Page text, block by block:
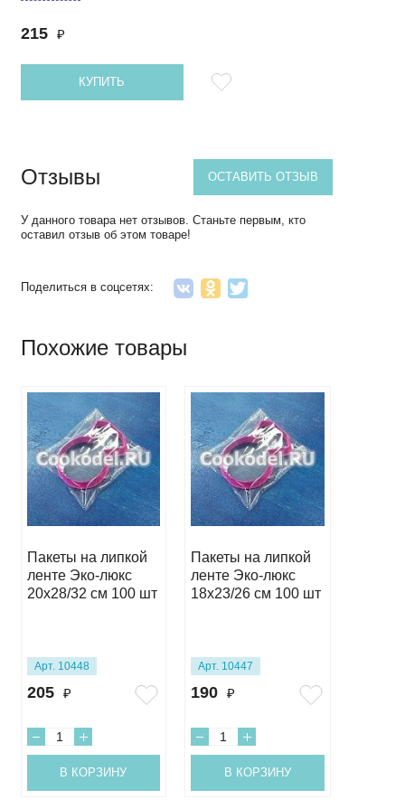
215 ₽
КУПИТЬ
Отзывы ОСТАВИТЬ ОТЗЫВ
У данного товара нет отзывов. Станьте первым, кто
оставил отзыв об этом товаре!
Поделиться в соцсетях:
Похожие товары
Пакеты на липкой
ленте Эко-люкс
20х28/32 см 100 шт
Арт. 10448
205 ₽
В КОРЗИНУ
Пакеты на липкой
ленте Эко-люкс
18х23/26 см 100 шт
Арт. 10447
190 ₽
В КОРЗИНУ